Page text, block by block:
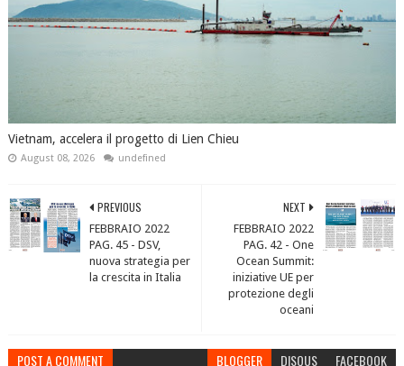
Vietnam, accelera il progetto di Lien Chieu
August 08, 2026 undefined
NEXT
FEBBRAIO 2022
PAG. 42 - One
Ocean Summit:
iniziative UE per
protezione degli
oceani
PREVIOUS
FEBBRAIO 2022
PAG. 45 - DSV,
nuova strategia per
la crescita in Italia
POST A COMMENT BLOGGER DISQUS FACEBOOK